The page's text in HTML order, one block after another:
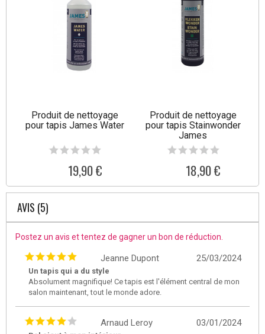
Produit de nettoyage
pour tapis James Water
19,90 €
Produit de nettoyage
pour tapis Stainwonder
James
18,90 €
AVIS (5)
Postez un avis et tentez de gagner un bon de réduction.
25/03/2024
Jeanne Dupont
Un tapis qui a du style
Absolument magnifique! Ce tapis est l'élément central de mon
salon maintenant, tout le monde adore.
03/01/2024
Arnaud Leroy